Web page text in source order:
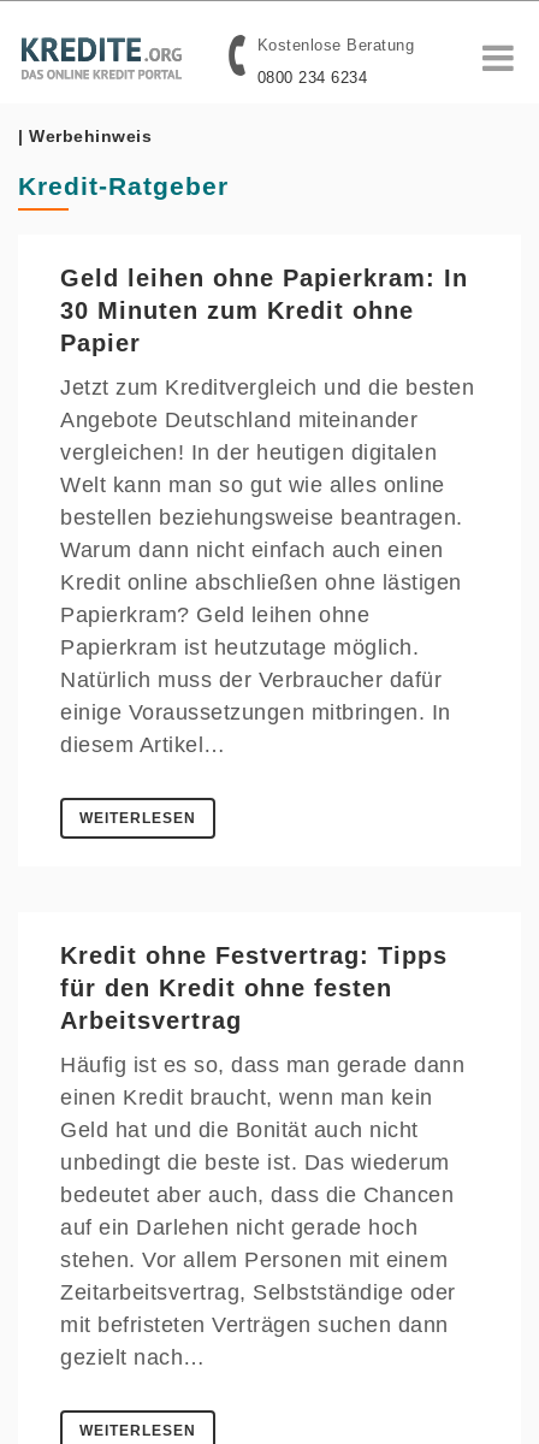
Kostenlose Beratung
0800 234 6234
| Werbehinweis
Kredit-Ratgeber
Geld leihen ohne Papierkram: In
30 Minuten zum Kredit ohne
Papier
Jetzt zum Kreditvergleich und die besten
Angebote Deutschland miteinander
vergleichen! In der heutigen digitalen
Welt kann man so gut wie alles online
bestellen beziehungsweise beantragen.
Warum dann nicht einfach auch einen
Kredit online abschließen ohne lästigen
Papierkram? Geld leihen ohne
Papierkram ist heutzutage möglich.
Natürlich muss der Verbraucher dafür
einige Voraussetzungen mitbringen. In
diesem Artikel…
WEITERLESEN
Kredit ohne Festvertrag: Tipps
für den Kredit ohne festen
Arbeitsvertrag
Häufig ist es so, dass man gerade dann
einen Kredit braucht, wenn man kein
Geld hat und die Bonität auch nicht
unbedingt die beste ist. Das wiederum
bedeutet aber auch, dass die Chancen
auf ein Darlehen nicht gerade hoch
stehen. Vor allem Personen mit einem
Zeitarbeitsvertrag, Selbstständige oder
mit befristeten Verträgen suchen dann
gezielt nach…
WEITERLESEN